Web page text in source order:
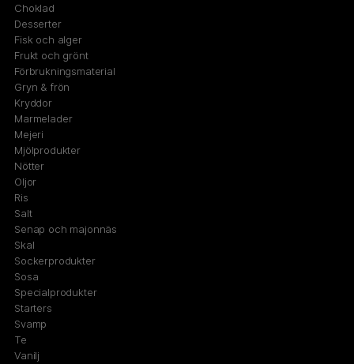
Choklad
Desserter
Fisk och alger
Frukt och grönt
Förbrukningsmaterial
Gryn & frön
Kryddor
Marmelader
Mejeri
Mjölprodukter
Nötter
Oljor
Ris
Salt
Senap och majonnäs
Skal
Sockerprodukter
Sosa
Specialprodukter
Starters
Svamp
Te
Vanilj